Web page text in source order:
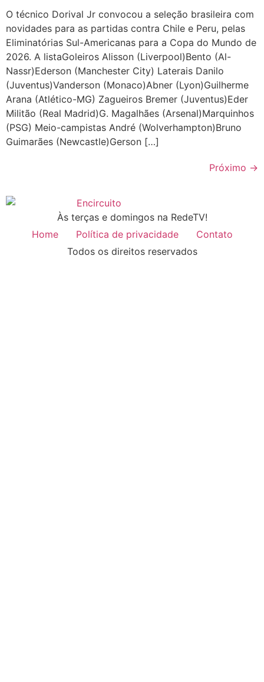
O técnico Dorival Jr convocou a seleção brasileira com
novidades para as partidas contra Chile e Peru, pelas
Eliminatórias Sul-Americanas para a Copa do Mundo de
2026. A listaGoleiros Alisson (Liverpool)Bento (Al-
Nassr)Ederson (Manchester City) Laterais Danilo
(Juventus)Vanderson (Monaco)Abner (Lyon)Guilherme
Arana (Atlético-MG) Zagueiros Bremer (Juventus)Eder
Militão (Real Madrid)G. Magalhães (Arsenal)Marquinhos
(PSG) Meio-campistas André (Wolverhampton)Bruno
Guimarães (Newcastle)Gerson […]
Próximo →
Às terças e domingos na RedeTV!
Home
Política de privacidade
Contato
Todos os direitos reservados